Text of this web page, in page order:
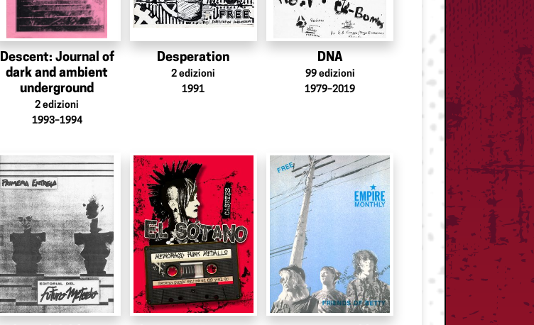
Descent: Journal of
dark and ambient
underground
2 edizioni
1993–1994
Desperation
2 edizioni
1991
DNA
99 edizioni
1979–2019